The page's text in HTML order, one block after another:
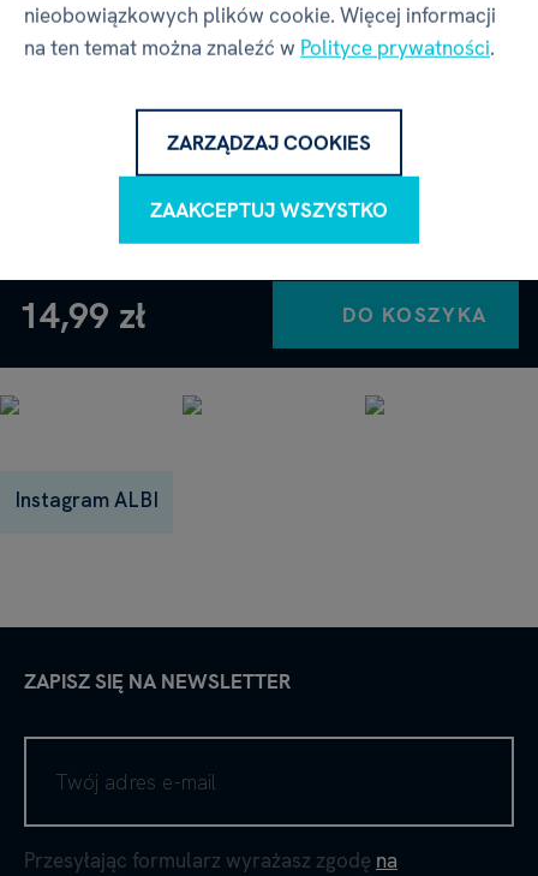
Czy masz pytanie dotyczące produktu
„Pocket Puzzle - Nails 2/5“?
NAPISZ PYTANIE
14,99 zł DO KOSZYKA
Instagram ALBI
ZAPISZ SIĘ NA NEWSLETTER
Przesyłając formularz wyrażasz zgodę na
nieobowiązkowych plików cookie. Więcej informacji
na ten temat można znaleźć w Polityce prywatności.
ZARZĄDZAJ COOKIES
ZAAKCEPTUJ WSZYSTKO